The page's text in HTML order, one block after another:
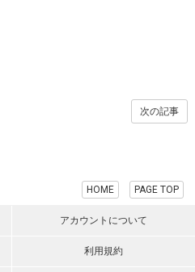
次の記事
HOME PAGE TOP
アカウントについて
利用規約